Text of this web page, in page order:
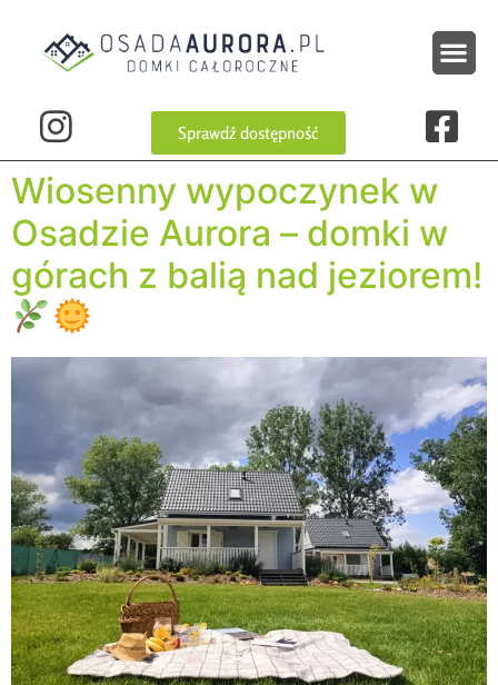
Sprawdź dostępność
Wiosenny wypoczynek w
Osadzie Aurora – domki w
górach z balią nad jeziorem!